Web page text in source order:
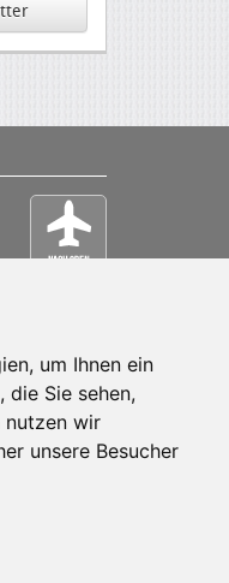
um Ihnen ein
die Sie sehen,
nutzen wir
unsere Besucher